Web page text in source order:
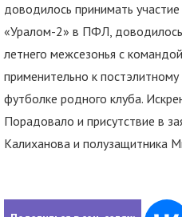
доводилось принимать
«Уралом-2» в ПФЛ,
летнего межсезонья с
применительно к
футболке родного клуба.
Порадовало и присутствие в
Калиханова и полузащитника